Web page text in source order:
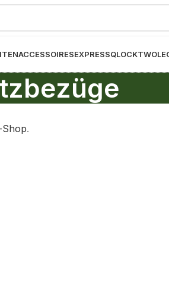
ACCESSOIRESEXPRESSQLOCKTWO
.